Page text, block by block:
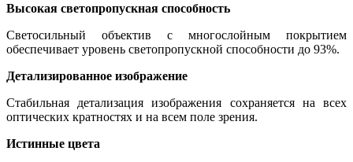
Высокая светопропускная способность
Светосильный объектив с многослойным покрытием
обеспечивает уровень светопропускной способности до 93%.
Детализированное изображение
Стабильная детализация изображения сохраняется на всех
оптических кратностях и на всем поле зрения.
Истинные цвета